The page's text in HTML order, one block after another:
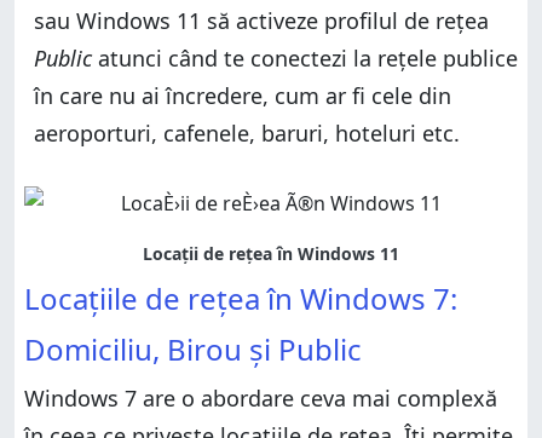
sau Windows 11 să activeze profilul de rețea
Publicatunci când te conectezi la rețele publice
în care nu ai încredere, cum ar fi cele din
aeroporturi, cafenele, baruri, hoteluri etc.
Locațiile de rețea în Windows 7:
Domiciliu, Birou și Public
Windows 7 are o abordare ceva mai complexă